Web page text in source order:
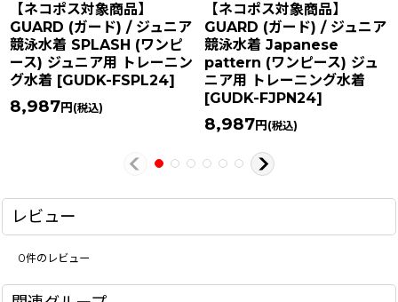
【ネコポス対象商品】
GUARD (ガード) / ジュニア
競泳水着 SPLASH (ワンピ
ース) ジュニア用 トレーニン
グ水着 [GUDK-FSPL24]
8,987円 (税込)
【ネコポス対象商品】
GUARD (ガード) / ジュニア
競泳水着 Japanese
pattern (ワンピース) ジュ
ニア用 トレーニング水着
[GUDK-FJPN24]
8,987円 (税込)
レビュー
0件のレビュー